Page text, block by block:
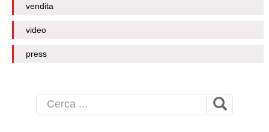
vendita
video
press